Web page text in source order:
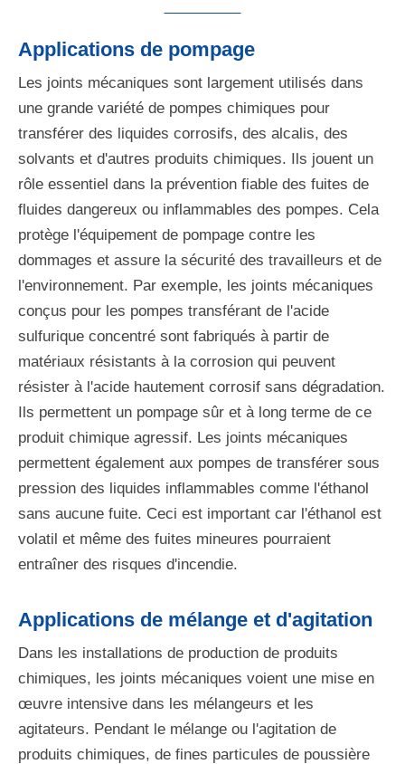
Applications de pompage
Les joints mécaniques sont largement utilisés dans
une grande variété de pompes chimiques pour
transférer des liquides corrosifs, des alcalis, des
solvants et d'autres produits chimiques. Ils jouent un
rôle essentiel dans la prévention fiable des fuites de
fluides dangereux ou inflammables des pompes. Cela
protège l'équipement de pompage contre les
dommages et assure la sécurité des travailleurs et de
l'environnement. Par exemple, les joints mécaniques
conçus pour les pompes transférant de l'acide
sulfurique concentré sont fabriqués à partir de
matériaux résistants à la corrosion qui peuvent
résister à l'acide hautement corrosif sans dégradation.
Ils permettent un pompage sûr et à long terme de ce
produit chimique agressif. Les joints mécaniques
permettent également aux pompes de transférer sous
pression des liquides inflammables comme l'éthanol
sans aucune fuite. Ceci est important car l'éthanol est
volatil et même des fuites mineures pourraient
entraîner des risques d'incendie.
Applications de mélange et d'agitation
Dans les installations de production de produits
chimiques, les joints mécaniques voient une mise en
œuvre intensive dans les mélangeurs et les
agitateurs. Pendant le mélange ou l'agitation de
produits chimiques, de fines particules de poussière